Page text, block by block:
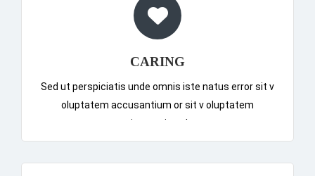
CARING
Sed ut perspiciatis unde omnis iste natus error sit v
oluptatem accusantium or sit v oluptatem
accusantiumor sit v oluptatem